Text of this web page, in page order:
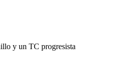
y un TC progresista